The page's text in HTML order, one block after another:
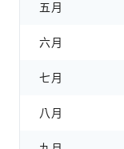
五月
六月
七月
八月